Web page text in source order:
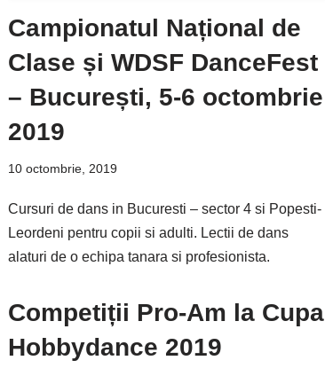
Campionatul Național de
Clase și WDSF DanceFest
– București, 5-6 octombrie
2019
10 octombrie, 2019
Cursuri de dans in Bucuresti – sector 4 si Popesti-
Leordeni pentru copii si adulti. Lectii de dans
alaturi de o echipa tanara si profesionista.
Competiții Pro-Am la Cupa
Hobbydance 2019